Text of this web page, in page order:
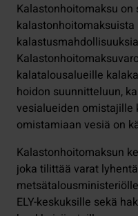
Kalastonhoitomaksu
kalatalousalueille
hoidon suunnitteluun,
vesialueiden omistajille
omistamiaan vesiä on
Kalastonhoitomaksun
joka tilittää varat
ELY-keskuksille sekä